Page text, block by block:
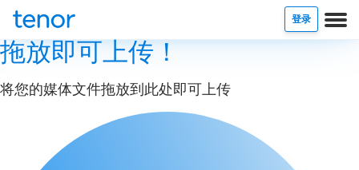
登录
拖放即可上传！
将您的媒体文件拖放到此处即可上传